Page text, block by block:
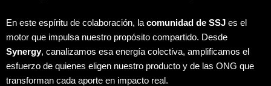
En este espíritu de colaboración, la comunidad de SSJ es el
motor que impulsa nuestro propósito compartido. Desde
Synergy, canalizamos esa energía colectiva, amplificamos el
esfuerzo de quienes eligen nuestro producto y de las ONG que
transforman cada aporte en impacto real.